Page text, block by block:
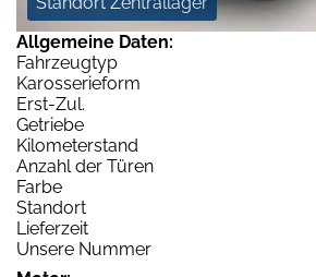
Allgemeine Daten:
Fahrzeugtyp
Karosserieform
Erst-Zul.
Getriebe
Kilometerstand
Anzahl der Türen
Farbe
Standort
Lieferzeit
Unsere Nummer